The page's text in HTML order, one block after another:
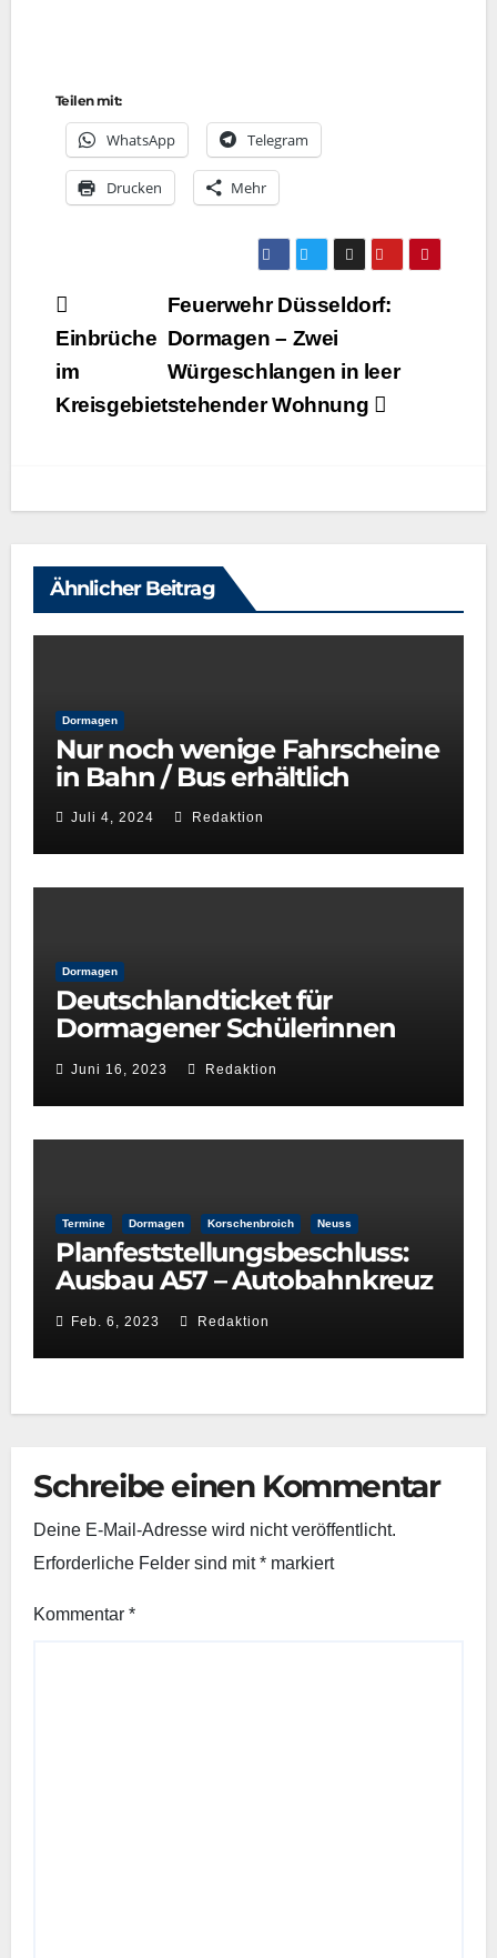
Teilen mit:
Whats­App Tele­gram
Dru­cken Mehr
Beitragsnavigation
Feuerwehr Düsseldorf:
Dormagen – Zwei
Würgeschlangen in leer
stehender Wohnung
Einbrüche
im
Kreisgebiet
Ähnlicher Beitrag
Dormagen
Nur noch wenige Fahrscheine
in Bahn / Bus erhältlich
Juli 4, 2024 Redaktion
Dormagen
Deutschlandticket für
Dormagener Schülerinnen
und Schüler
Juni 16, 2023 Redaktion
Termine Dormagen Korschenbroich Neuss
Planfeststellungsbeschluss:
Ausbau A57 – Autobahnkreuz
Neuss-West und
Reuschenberg
Feb. 6, 2023 Redaktion
Schreibe einen Kommentar
Deine E-Mail-Adresse wird nicht veröffentlicht.
Erforderliche Felder sind mit* markiert
Kommentar *